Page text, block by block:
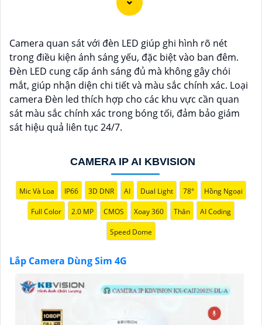
ninh hiệu quả cho việc giám sát và bảo vệ tài sản của
bạn mà không cần đến mạng Wifi. Trên thị trường
hiện nay có nhiều lựa chọn camera quan sát 4G chất
lượng với mức giá phù hợp. Dưới đây là một số
camera đề xuất dành cho bạn tham khảo
Camera quan sát với đèn LED giúp ghi hình rõ nét
trong điều kiện ánh sáng yếu, đặc biệt vào ban đêm.
Đèn LED cung cấp ánh sáng đủ mà không gây chói
mắt, giúp nhận diện chi tiết và màu sắc chính xác. Loại
camera Đèn led thích hợp cho các khu vực cần quan
sát màu sắc chính xác trong bóng tối, đảm bảo giám
sát hiệu quả liên tục 24/7.
CAMERA IP AI KBVISION
Mic Và Loa IP66 3D DNR AI Dual Light 78° Hồng Ngoại
Full Color 2.0 MP CMOS Xoay 360 Thân AI Coding
Speed Dome
Lắp Camera Dùng Sim 4G